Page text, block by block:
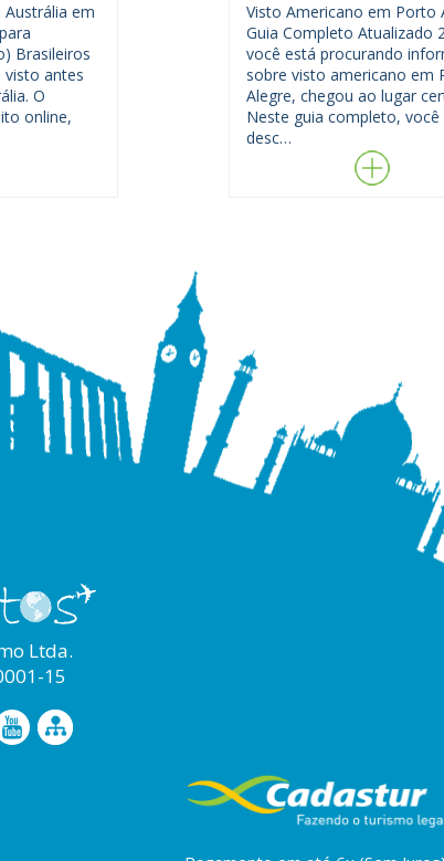
em
Brasileiros
visto antes
O
online,
Visto Americano em Porto
Guia Completo Atualizado
você está procurando
sobre visto americano em
Alegre, chegou ao lugar
Neste guia completo, você
desc…
Ltda.
15